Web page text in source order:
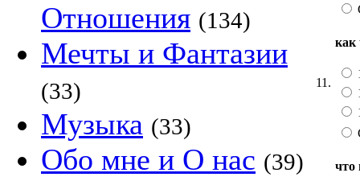
Отношения (134)
Мечты и Фантазии
(33)
Музыка (33)
Обо мне и О нас (39)
11.
как
что